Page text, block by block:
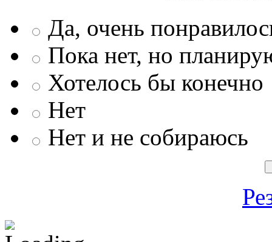
Да, очень
Пока нет, но
Хотелось бы конечно
Нет
Нет и не собираюсь